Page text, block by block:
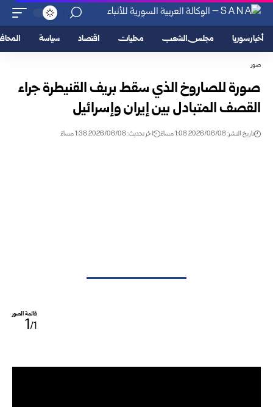
أخبار سوريا مجلس الشعب محليات اقتصاد سياسة
صور
صورة للصاروخ الذي سقط بريف القنيطرة جراء
القصف المتبادل بين إيران وإسرائيل
تاريخ النشر: 2026/06/08 1:08 مساءً اخر تحديث: 2026/06/08 1:38 مساءً
قائمة الصور
1/1